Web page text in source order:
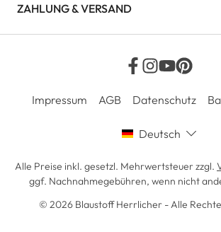
ZAHLUNG & VERSAND
Impressum AGB Datenschutz
Deutsch
Alle Preise inkl. gesetzl. Mehrwertsteuer zzgl.
ggf. Nachnahmegebühren, wenn nicht
© 2026 Blaustoff Herrlicher - Alle